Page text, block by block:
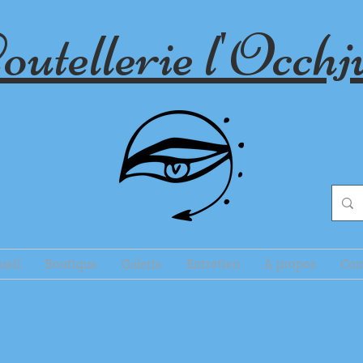
Boutique Galerie Entretien À propos